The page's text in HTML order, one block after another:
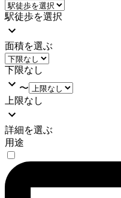
駅徒歩を選択
面積を選ぶ
下限なし
〜
上限なし
詳細を選ぶ
用途